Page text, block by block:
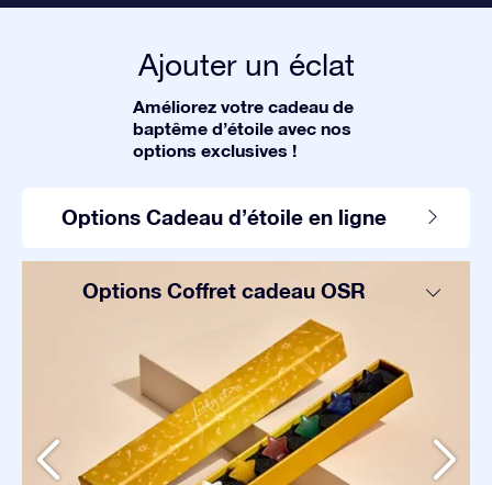
Ajouter un éclat
Améliorez votre cadeau de
baptême d’étoile avec nos
options exclusives !
Options Cadeau d’étoile en ligne
Options Coffret cadeau OSR